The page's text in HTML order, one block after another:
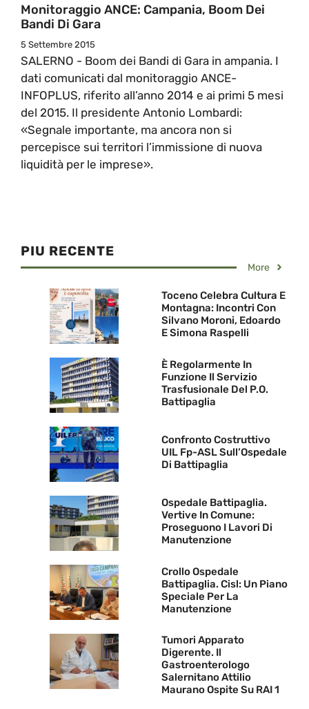
Monitoraggio ANCE: Campania, Boom Dei
Bandi Di Gara
5 Settembre 2015
SALERNO - Boom dei Bandi di Gara in ampania. I
dati comunicati dal monitoraggio ANCE-
INFOPLUS, riferito all’anno 2014 e ai primi 5 mesi
del 2015. Il presidente Antonio Lombardi:
«Segnale importante, ma ancora non si
percepisce sui territori l’immissione di nuova
liquidità per le imprese».
PIU RECENTE
More
Toceno Celebra Cultura E
Montagna: Incontri Con
Silvano Moroni, Edoardo
E Simona Raspelli
È Regolarmente In
Funzione Il Servizio
Trasfusionale Del P.O.
Battipaglia
Confronto Costruttivo
UIL Fp-ASL Sull’Ospedale
Di Battipaglia
Ospedale Battipaglia.
Vertive In Comune:
Proseguono I Lavori Di
Manutenzione
Crollo Ospedale
Battipaglia. Cisl: Un Piano
Speciale Per La
Manutenzione
Tumori Apparato
Digerente. Il
Gastroenterologo
Salernitano Attilio
Maurano Ospite Su RAI 1